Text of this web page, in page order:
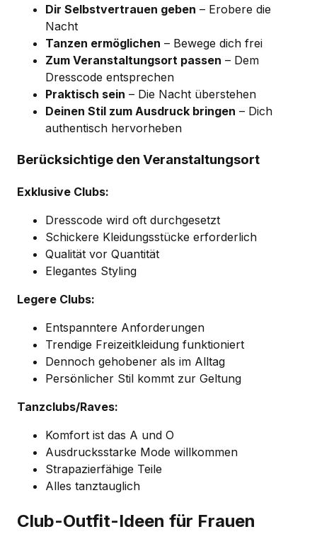
Dir Selbstvertrauen geben – Erobere die
Nacht
Tanzen ermöglichen – Bewege dich frei
Zum Veranstaltungsort passen – Dem
Dresscode entsprechen
Praktisch sein – Die Nacht überstehen
Deinen Stil zum Ausdruck bringen – Dich
authentisch hervorheben
Berücksichtige den Veranstaltungsort
Exklusive Clubs:
Dresscode wird oft durchgesetzt
Schickere Kleidungsstücke erforderlich
Qualität vor Quantität
Elegantes Styling
Legere Clubs:
Entspanntere Anforderungen
Trendige Freizeitkleidung funktioniert
Dennoch gehobener als im Alltag
Persönlicher Stil kommt zur Geltung
Tanzclubs/Raves:
Komfort ist das A und O
Ausdrucksstarke Mode willkommen
Strapazierfähige Teile
Alles tanztauglich
Club-Outfit-Ideen für Frauen